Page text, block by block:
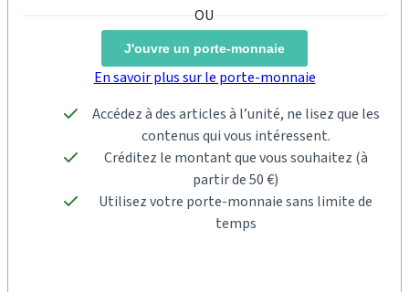
J'ouvre un porte-monnaie
En savoir plus sur le porte-monnaie
Accédez à des articles à l’unité, ne lisez que les
contenus qui vous intéressent.
Créditez le montant que vous souhaitez (à
partir de 50 €)
Utilisez votre porte-monnaie sans limite de
temps